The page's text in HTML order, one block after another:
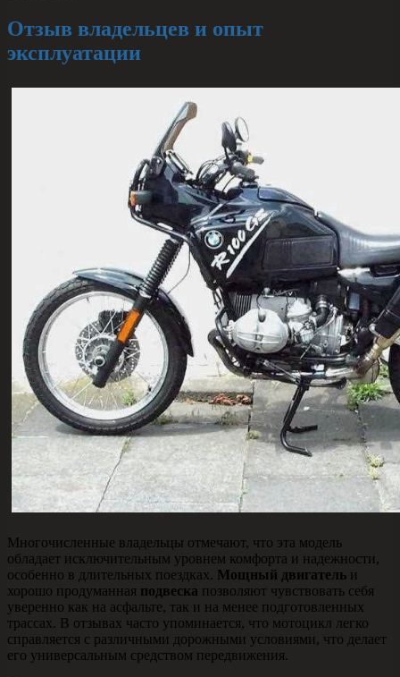
Отзыв владельцев и опыт
эксплуатации
Многочисленные владельцы отмечают, что эта модель
обладает исключительным уровнем комфорта и надежности,
особенно в длительных поездках. Мощный двигатель и
хорошо продуманная подвеска позволяют чувствовать себя
уверенно как на асфальте, так и на менее подготовленных
трассах. В отзывах часто упоминается, что мотоцикл легко
справляется с различными дорожными условиями, что делает
его универсальным средством передвижения.